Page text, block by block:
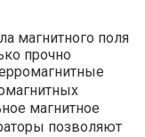
магнитного поля
прочно
магнитное
позволяют